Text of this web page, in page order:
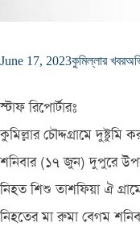
June 17, 2023কুমিল্লার খবর
স্টাফ রিপোর্টারঃ
কুমিল্লার চৌদ্দগ্রামে
শনিবার (১৭ জুন) দুপুরে
নিহত শিশু তাশফিয়া ঐ
নিহতের মা রুমা বেগম